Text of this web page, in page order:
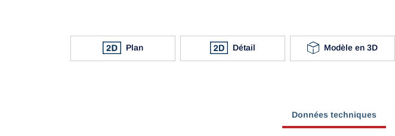
Plan Détail Modèle en 3D
Données techniques